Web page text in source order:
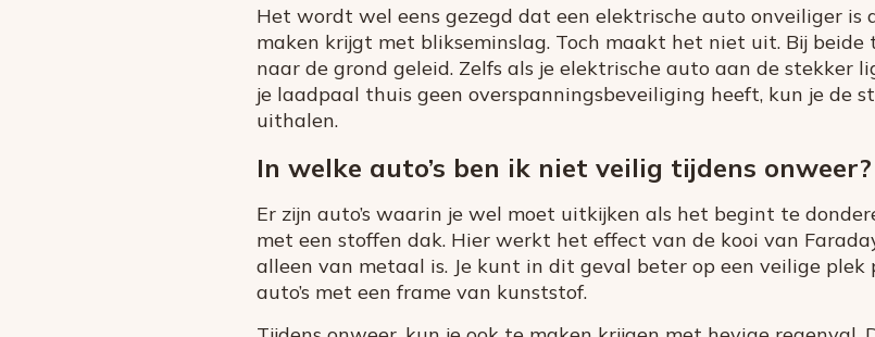
Het wordt wel eens gezegd dat een elektrische auto onveiliger
maken krijgt met blikseminslag. Toch maakt het niet uit. Bij beide
naar de grond geleid. Zelfs als je elektrische auto aan de stekker
je laadpaal thuis geen overspanningsbeveiliging heeft, kun je de
uithalen.
In welke auto’s ben ik niet veilig tijdens onweer?
Er zijn auto’s waarin je wel moet uitkijken als het begint te
met een stoffen dak. Hier werkt het effect van de kooi van
alleen van metaal is. Je kunt in dit geval beter op een veilige
auto’s met een frame van kunststof.